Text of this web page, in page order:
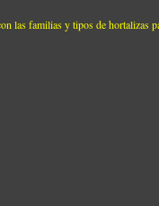
las familias y tipos de hortalizas